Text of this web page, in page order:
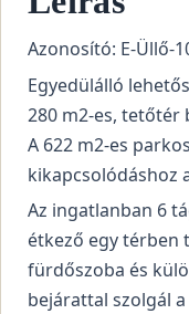
Azonosító: E-Üllő-
Egyedülálló
280 m2-es, tetőtér
A 622 m2-es
kikapcsolódáshoz
Az ingatlanban 6
étkező egy térben
fürdőszoba és
bejárattal szolgál a